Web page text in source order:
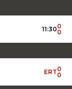
11:300
0
ERT0
0